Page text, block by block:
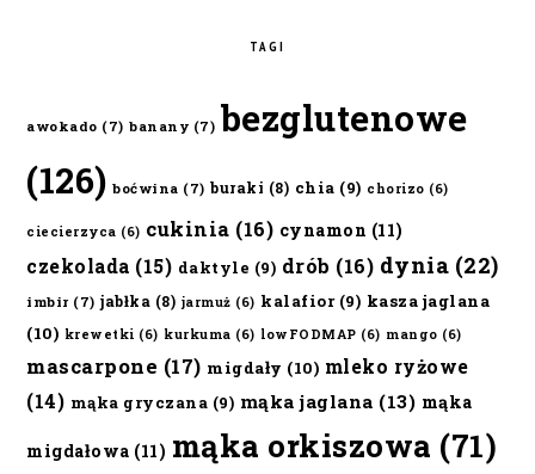
TAGI
awokado (7) banany (7) bezglutenowe
(126) boćwina (7) buraki (8) chia (9) chorizo (6)
ciecierzyca (6) cukinia (16) cynamon (11)
czekolada (15) daktyle (9) drób (16) dynia (22)
imbir (7) jabłka (8) jarmuż (6) kalafior(9) kasza jaglana
(10) krewetki (6) kurkuma (6) lowFODMAP (6) mango (6)
mascarpone (17) migdały (10) mleko ryżowe
(14) mąka gryczana (9) mąka jaglana (13) mąka
migdałowa (11) mąka orkiszowa (71)